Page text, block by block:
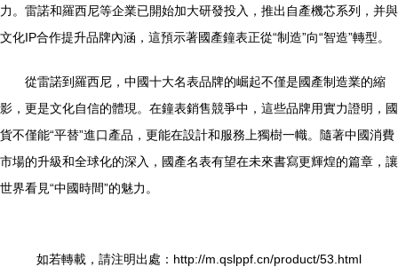
力。雷諾和羅西尼等企業已開始加大研發投入，推出自產機芯系列，并與
文化IP合作提升品牌內涵，這預示著國產鐘表正從“制造”向“智造”轉型。
從雷諾到羅西尼，中國十大名表品牌的崛起不僅是國產制造業的縮
影，更是文化自信的體現。在鐘表銷售競爭中，這些品牌用實力證明，國
貨不僅能“平替”進口產品，更能在設計和服務上獨樹一幟。隨著中國消費
市場的升級和全球化的深入，國產名表有望在未來書寫更輝煌的篇章，讓
世界看見“中國時間”的魅力。
如若轉載，請注明出處：http://m.qslppf.cn/product/53.html